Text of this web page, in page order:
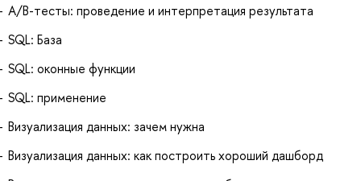
A/B-тесты: проведение и интерпретация результата
SQL: База
SQL: оконные функции
SQL: применение
Визуализация данных: зачем нужна
Визуализация данных: как построить хороший дашборд